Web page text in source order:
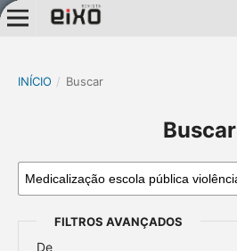
INÍCIO / Buscar
Buscar
FILTROS AVANÇADOS
De